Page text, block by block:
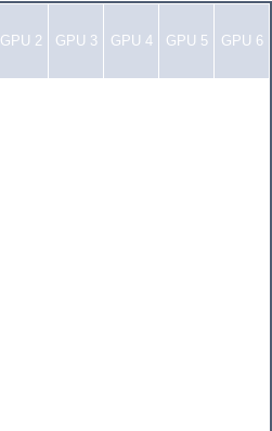
GPU 2 GPU 3 GPU 4 GPU 5 GPU 6